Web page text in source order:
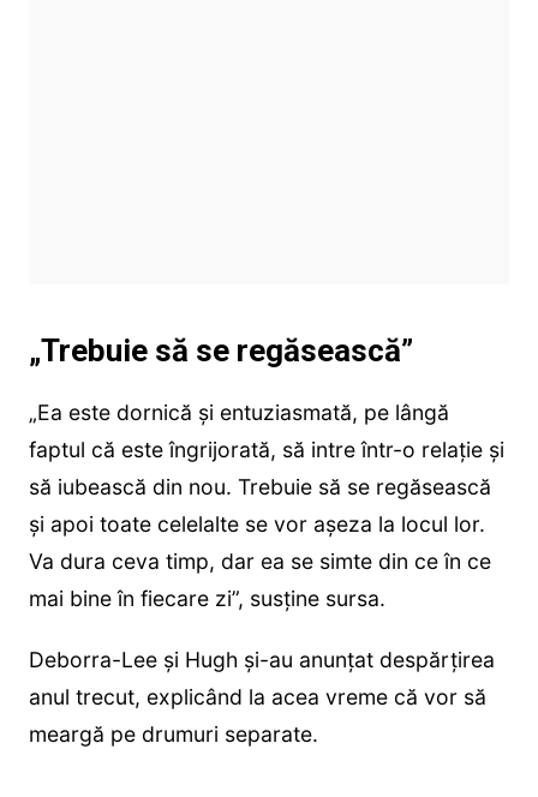
„Trebuie să se regăsească”
„Ea este dornică și entuziasmată, pe lângă
faptul că este îngrijorată, să intre într-o relație și
să iubească din nou. Trebuie să se regăsească
și apoi toate celelalte se vor așeza la locul lor.
Va dura ceva timp, dar ea se simte din ce în ce
mai bine în fiecare zi”, susține sursa.
Deborra-Lee și Hugh și-au anunțat despărțirea
anul trecut, explicând la acea vreme că vor să
meargă pe drumuri separate.